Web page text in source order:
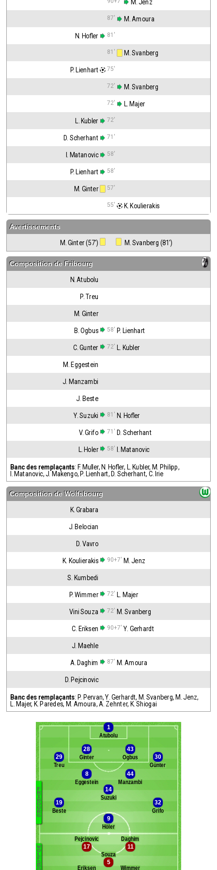
M. Jenz
87' M. Amoura
N. Hofler 81'
81' M. Svanberg
P. Lienhart 75'
72' M. Svanberg
72' L. Majer
L. Kubler 72'
D. Scherhant 71'
I. Matanovic 58'
P. Lienhart 58'
M. Ginter 57'
55' K. Koulierakis
Avertissements
M. Ginter (57') M. Svanberg (81')
Composition de Fribourg
N. Atubolu
P. Treu
M. Ginter
B. Ogbus 58' P. Lienhart
C. Gunter 72' L. Kubler
M. Eggestein
J. Manzambi
J. Beste
Y. Suzuki 81' N. Hofler
V. Grifo 71' D. Scherhant
L. Holer 58' I. Matanovic
Banc des remplaçants: F. Muller, N. Hofler, L. Kubler, M. Philipp,
I. Matanovic,J. Makengo, P. Lienhart, D. Scherhant, C. Irie
Composition deWolfsbourg
K. Grabara
J. Belocian
D. Vavro
K. Koulierakis 90+7' M. Jenz
S. Kumbedi
P. Wimmer 72' L. Majer
Vini Souza 72' M. Svanberg
C. Eriksen 90+7' Y. Gerhardt
J. Maehle
A. Daghim 87' M. Amoura
D. Pejcinovic
Banc des remplaçants: P. Pervan,Y. Gerhardt, M. Svanberg, M. Jenz,
L. Majer, K. Paredes, M. Amoura, A. Zehnter, K. Shiogai